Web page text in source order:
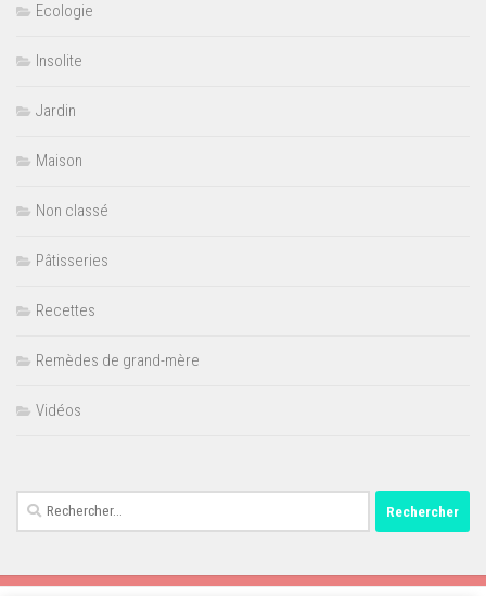
Ecologie
Insolite
Jardin
Maison
Non classé
Pâtisseries
Recettes
Remèdes de grand-mère
Vidéos
Rechercher :